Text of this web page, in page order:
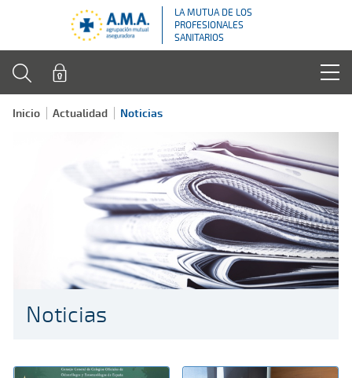
LA MUTUA DE LOS
PROFESIONALES
SANITARIOS
Inicio Actualidad Noticias
Noticias